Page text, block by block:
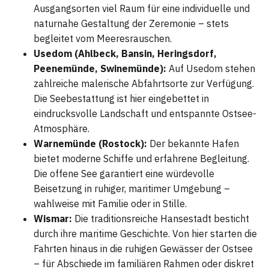
Ausgangsorten viel Raum für eine individuelle und
naturnahe Gestaltung der Zeremonie – stets
begleitet vom Meeresrauschen.
Usedom (Ahlbeck, Bansin, Heringsdorf,
Peenemünde, Swinemünde): Auf Usedom stehen
zahlreiche malerische Abfahrtsorte zur Verfügung.
Die Seebestattung ist hier eingebettet in
eindrucksvolle Landschaft und entspannte Ostsee-
Atmosphäre.
Warnemünde (Rostock): Der bekannte Hafen
bietet moderne Schiffe und erfahrene Begleitung.
Die offene See garantiert eine würdevolle
Beisetzung in ruhiger, maritimer Umgebung –
wahlweise mit Familie oder in Stille.
Wismar: Die traditionsreiche Hansestadt besticht
durch ihre maritime Geschichte. Von hier starten die
Fahrten hinaus in die ruhigen Gewässer der Ostsee
– für Abschiede im familiären Rahmen oder diskret